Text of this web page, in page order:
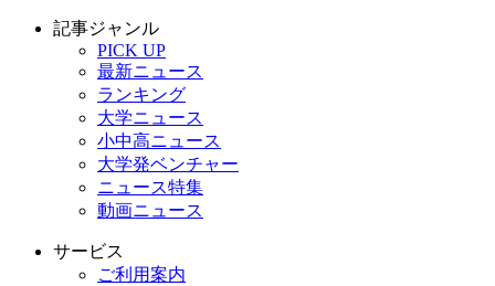
記事ジャンル
PICK UP
最新ニュース
ランキング
大学ニュース
小中高ニュース
大学発ベンチャー
ニュース特集
動画ニュース
サービス
ご利用案内